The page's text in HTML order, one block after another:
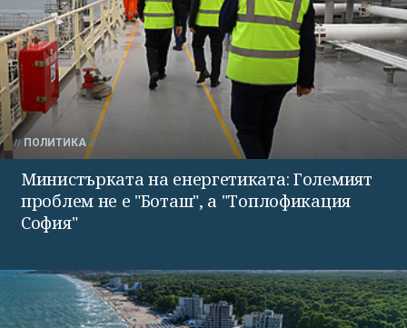
ПОЛИТИКА
Министърката на енергетиката: Големият
проблем не е "Боташ", а "Топлофикация
София"